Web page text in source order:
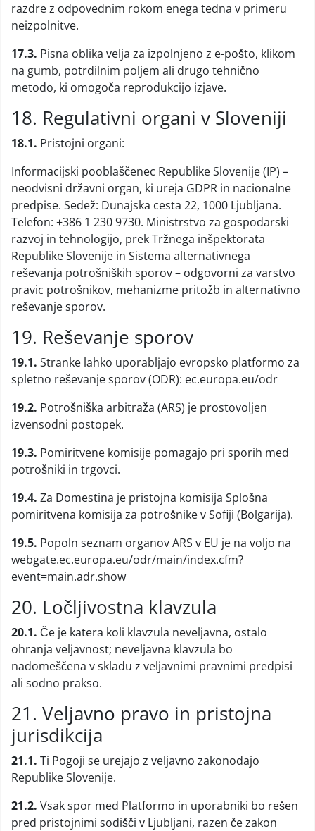
razdre z odpovednim rokom enega tedna v primeru
neizpolnitve.
17.3. Pisna oblika velja za izpolnjeno z e-pošto, klikom
na gumb, potrdilnim poljem ali drugo tehnično
metodo, ki omogoča reprodukcijo izjave.
18. Regulativni organi v Sloveniji
18.1. Pristojni organi:
Informacijski pooblaščenec Republike Slovenije (IP) –
neodvisni državni organ, ki ureja GDPR in nacionalne
predpise. Sedež: Dunajska cesta 22, 1000 Ljubljana.
Telefon: +386 1 230 9730. Ministrstvo za gospodarski
razvoj in tehnologijo, prek Tržnega inšpektorata
Republike Slovenije in Sistema alternativnega
reševanja potrošniških sporov – odgovorni za varstvo
pravic potrošnikov, mehanizme pritožb in alternativno
reševanje sporov.
19. Reševanje sporov
19.1. Stranke lahko uporabljajo evropsko platformo za
spletno reševanje sporov (ODR): ec.europa.eu/odr
19.2. Potrošniška arbitraža (ARS) je prostovoljen
izvensodni postopek.
19.3. Pomiritvene komisije pomagajo pri sporih med
potrošniki in trgovci.
19.4. Za Domestina je pristojna komisija Splošna
pomiritvena komisija za potrošnike v Sofiji (Bolgarija).
19.5. Popoln seznam organov ARS v EU je na voljo na
webgate.ec.europa.eu/odr/main/index.cfm?
event=main.adr.show
20. Ločljivostna klavzula
20.1. Če je katera koli klavzula neveljavna, ostalo
ohranja veljavnost; neveljavna klavzula bo
nadomeščena v skladu z veljavnimi pravnimi predpisi
ali sodno prakso.
21. Veljavno pravo in pristojna
jurisdikcija
21.1. Ti Pogoji se urejajo z veljavno zakonodajo
Republike Slovenije.
21.2. Vsak spor med Platformo in uporabniki bo rešen
pred pristojnimi sodišči v Ljubljani, razen če zakon